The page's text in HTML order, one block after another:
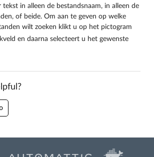
in alleen de bestandsnaam, in alleen de
of beide. Om aan te geven op welke
wilt zoeken klikt u op het pictogram
en daarna selecteert u het gewenste